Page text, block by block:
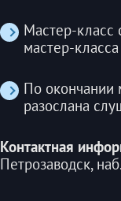
Мастер-класс
мастер-
По окончании
разослана
Контактная
Петрозаводск,